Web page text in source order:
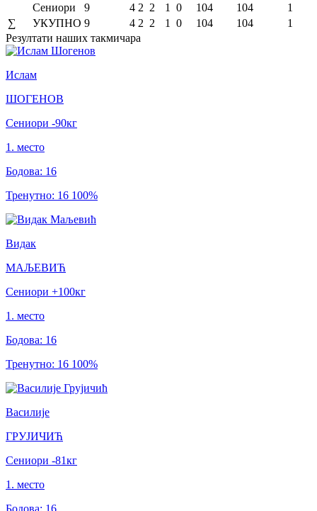
Сениори 9 4 2 2 1 0 104 104
1
∑
УКУПНО 9 4 2 2 1 0 104 104
1
Резултати наших такмичара
Ислам
ШОГЕНОВ
Сениори -90кг
1 . место
Бодова: 16
Тренутно: 16 100%
Видак
МАЉЕВИЋ
Сениори +100кг
1 . место
Бодова: 16
Тренутно: 16 100%
Василије
ГРУЈИЧИЋ
Сениори -81кг
1 . место
Бодова: 16